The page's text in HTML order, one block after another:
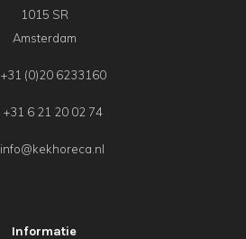
1015 SR
Amsterdam
+31 (0)20 6233160
+31 6 21 20 02 74
info@kekhoreca.nl
Informatie